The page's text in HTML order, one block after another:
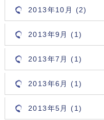
2013年10月 (2)
2013年9月 (1)
2013年7月 (1)
2013年6月 (1)
2013年5月 (1)